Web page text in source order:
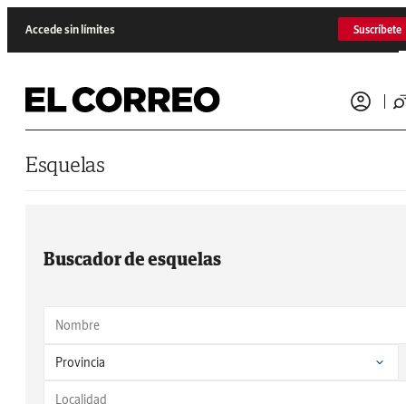
Accede sin límites Suscríbete
Esquelas
Buscador de esquelas